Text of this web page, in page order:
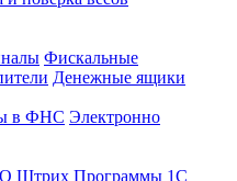
Фискальные
Денежные ящики
в ФНС Электронно
Штрих Программы 1С